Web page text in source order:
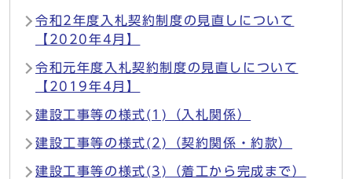
令和2年度入札契約制度の見直しについて
【2020年4月】
令和元年度入札契約制度の見直しについて
【2019年4月】
建設工事等の様式(1)（入札関係）
建設工事等の様式(2)（契約関係・約款）
建設工事等の様式(3)（着工から完成まで）